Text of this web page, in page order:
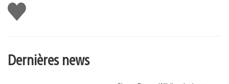
J'aime
Dernières news